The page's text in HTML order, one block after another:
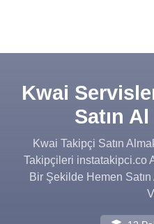
Kwai
Satın
Kwai Takipçi Satın
Takipçileri instatakipci.co
Bir Şekilde Hemen